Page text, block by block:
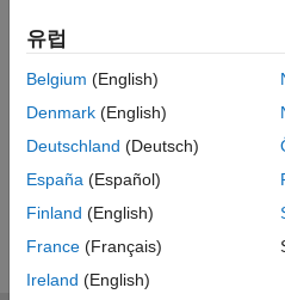
Feedback
UP NEXT
RELATED VIDEOS
View more related videos
유럽
Belgium (English)
Denmark (English)
Deutschland (Deutsch)
España (Español)
Finland (English)
France (Français)
Ireland (English)